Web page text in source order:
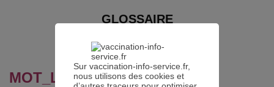
GLOSSAIRE
PARTAGER SUR
MOT_LEXIQUE.DEFINITION :
Sur vaccination-info-service.fr,
nous utilisons des cookies et